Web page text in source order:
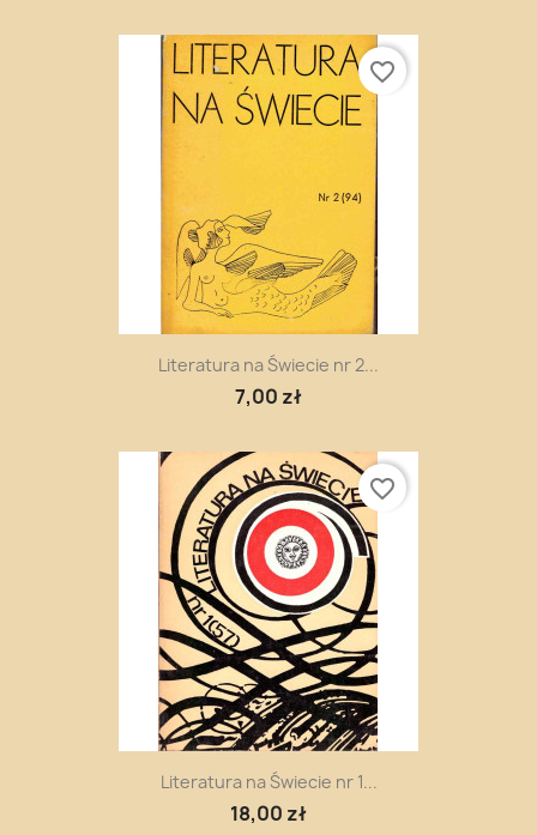
Literatura na Świecie nr 2...
7,00 zł
favorite_border
Literatura na Świecie nr 1...
18,00 zł
favorite_border